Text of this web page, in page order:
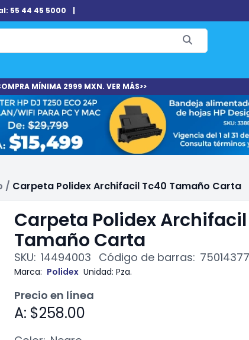
55 44 45 5000 |
MÍNIMA 2999 MXN. VER MÁS>>
/ Carpeta Polidex Archifacil Tc40 Tamaño Carta
Carpeta Polidex
Tamaño Carta
SKU: 14494003 Código de barras:
Marca: Polidex Unidad: Pza.
Precio en línea
A: $258.00